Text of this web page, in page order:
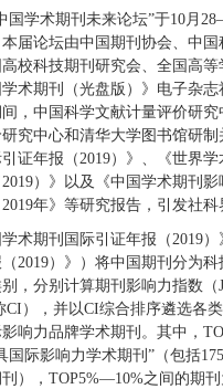
国学术期刊未来论坛”于10月
届论坛由中国期刊协会、中
校科技期刊研究会、全国高
术期刊（光盘版）》电子杂
，中国科学文献计量评价研
究中心和清华大学图书馆研
证年报（2019）》、《世界
）》以及《中国学术期刊
年》等研究报告，引发社科
学术期刊国际引证年报（2019
2019）》）将中国期刊分为
，分别计算期刊影响力指数（
CI），并以CI综合排序遴选各
响力品牌学术期刊。其中，
国际影响力学术期刊”（包括
），TOP5%—10%之间的期